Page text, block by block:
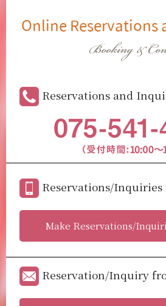
Online Reservations
Booking &
Reservations and
Reservations/Inquiries
Make Reservations/
Reservation/Inquiry